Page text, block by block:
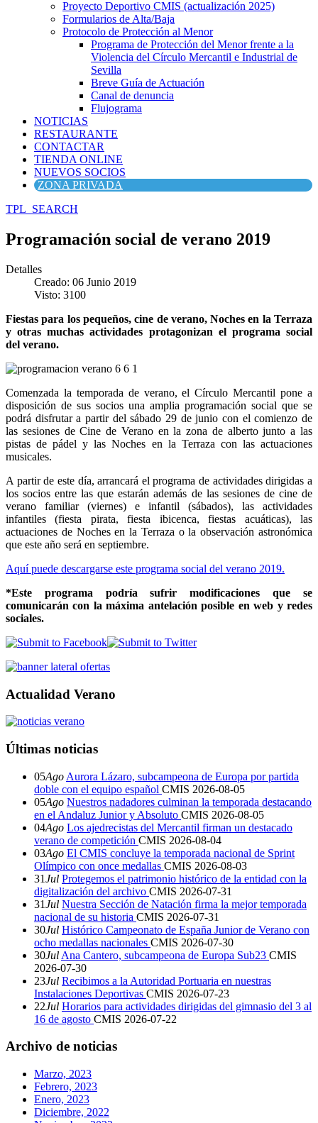
Proyecto Deportivo CMIS (actualización 2025)
Formularios de Alta/Baja
Protocolo de Protección al Menor
Programa de Protección del Menor frente a la
Violencia del Círculo Mercantil e Industrial de
Sevilla
Breve Guía de Actuación
Canal de denuncia
Flujograma
NOTICIAS
RESTAURANTE
CONTACTAR
TIENDA ONLINE
NUEVOS SOCIOS
ZONA PRIVADA
TPL_SEARCH
Programación social de verano 2019
Detalles
Creado: 06 Junio 2019
Visto: 3100
Fiestas para los pequeños, cine de verano, Noches en la Terraza
y otras muchas actividades protagonizan el programa social
del verano.
Comenzada la temporada de verano, el Círculo Mercantil pone a
disposición de sus socios una amplia programación social que se
podrá disfrutar a partir del sábado 29 de junio con el comienzo de
las sesiones de Cine de Verano en la zona de alberto junto a las
pistas de pádel y las Noches en la Terraza con las actuaciones
musicales.
A partir de este día, arrancará el programa de actividades dirigidas a
los socios entre las que estarán además de las sesiones de cine de
verano familiar (viernes) e infantil (sábados), las actividades
infantiles (fiesta pirata, fiesta ibicenca, fiestas acuáticas), las
actuaciones de Noches en la Terraza o la observación astronómica
que este año será en septiembre.
Aquí puede descargarse este programa social del verano 2019.
*Este programa podría sufrir modificaciones que se
comunicarán con la máxima antelación posible en web y redes
sociales.
Actualidad Verano
Últimas noticias
05Ago Aurora Lázaro, subcampeona de Europa por partida
doble con el equipo español CMIS 2026-08-05
05Ago Nuestros nadadores culminan la temporada destacando
en el Andaluz Junior y Absoluto CMIS 2026-08-05
04Ago Los ajedrecistas del Mercantil firman un destacado
verano de competición CMIS 2026-08-04
03Ago El CMIS concluye la temporada nacional de Sprint
Olímpico con once medallas CMIS 2026-08-03
31Jul Protegemos el patrimonio histórico de la entidad con la
digitalización del archivo CMIS 2026-07-31
31Jul Nuestra Sección de Natación firma la mejor temporada
nacional de su historia CMIS 2026-07-31
30Jul Histórico Campeonato de España Junior de Verano con
ocho medallas nacionales CMIS 2026-07-30
30Jul Ana Cantero, subcampeona de Europa Sub23 CMIS
2026-07-30
23Jul Recibimos a la Autoridad Portuaria en nuestras
Instalaciones Deportivas CMIS 2026-07-23
22Jul Horarios para actividades dirigidas del gimnasio del 3 al
16 de agosto CMIS 2026-07-22
Archivo de noticias
Marzo, 2023
Febrero, 2023
Enero, 2023
Diciembre, 2022